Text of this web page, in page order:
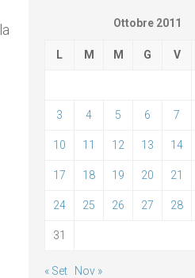
Ottobre 2011
L M M G V
3 4 5 6 7
10 11 12 13 14
17 18 19 20 21
24 25 26 27 28
31
« Set Nov »